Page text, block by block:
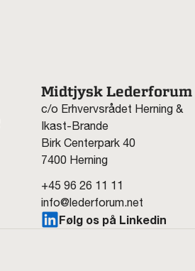
Midtjysk Lederforum
c/o Erhvervsrådet Herning &
Ikast-Brande
Birk Centerpark 40
7400 Herning
+45 96 26 11 11
info@lederforum.net
Følg os på Linkedin